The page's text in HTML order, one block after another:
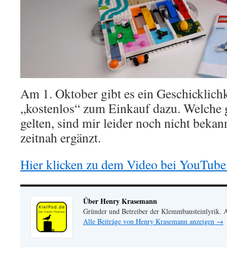
Am 1. Oktober gibt es ein
„kostenlos“ zum Einkauf dazu.
gelten, sind mir leider noch nicht
zeitnah ergänzt.
Hier klicken zu dem Video bei
Über Henry Krasemann
Gründer und Betreiber der Klemmbausteinlyrik.
Alle Beiträge von Henry Krasemann anzeigen →